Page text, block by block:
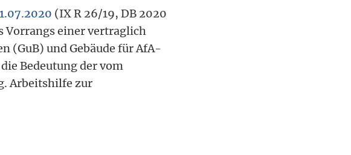
(IX R 26/19, DB 2020
Vorrangs einer vertraglich
(GuB) und Gebäude für AfA-
Bedeutung der vom
Arbeitshilfe zur